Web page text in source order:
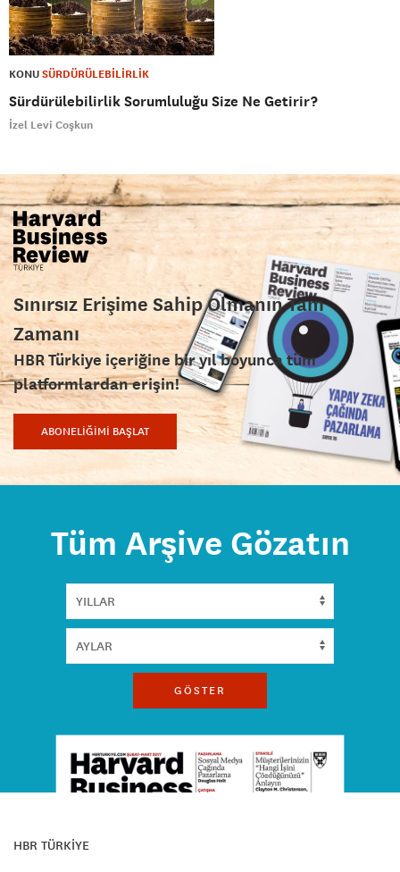
KONUSÜRDÜRÜLEBİLİRLİK
Sürdürülebilirlik Sorumluluğu Size Ne Getirir?
İzel Levi Coşkun
Sınırsız Erişime Sahip Olmanın Tam
Zamanı
HBR Türkiye içeriğine bir yıl boyunca tüm
platformlardan erişin!
ABONELİĞİMİ BAŞLAT
Tüm Arşive Gözatın
GÖSTER
HBR TÜRKİYE